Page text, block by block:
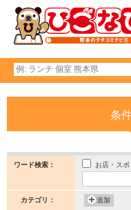
条
ワード検索： お店・ス
カテゴリ： 追加